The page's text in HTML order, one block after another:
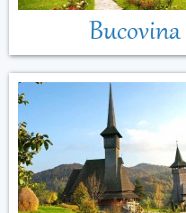
Bucovina